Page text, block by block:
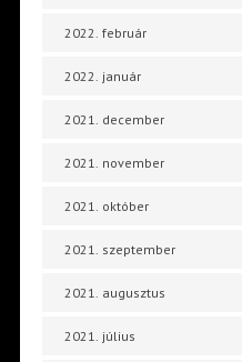
2022. február
2022. január
2021. december
2021. november
2021. október
2021. szeptember
2021. augusztus
2021. július